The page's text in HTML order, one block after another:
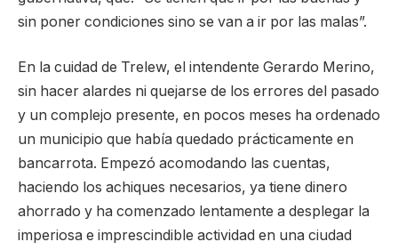
sin poner condiciones sino se van a ir por las malas”.
En la cuidad de Trelew, el intendente Gerardo Merino,
sin hacer alardes ni quejarse de los errores del pasado
y un complejo presente, en pocos meses ha ordenado
un municipio que había quedado prácticamente en
bancarrota. Empezó acomodando las cuentas,
haciendo los achiques necesarios, ya tiene dinero
ahorrado y ha comenzado lentamente a desplegar la
imperiosa e imprescindible actividad en una ciudad